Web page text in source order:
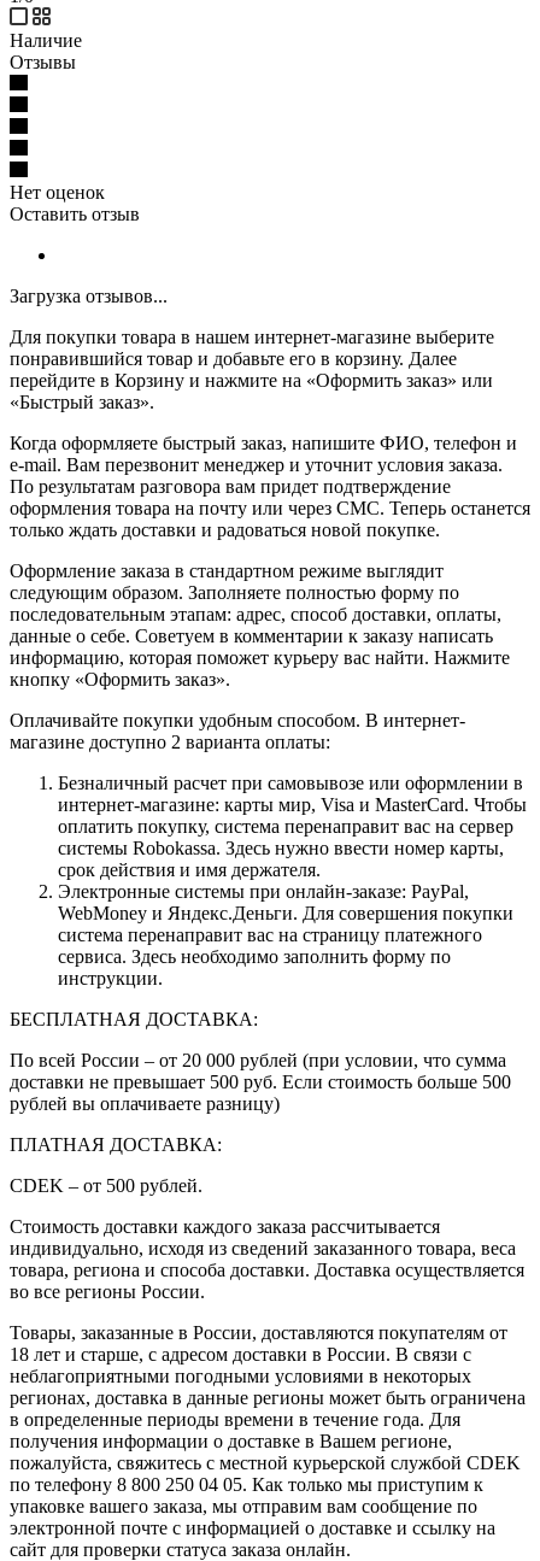
Наличие
Отзывы
Нет оценок
Оставить отзыв
Загрузка отзывов...
Для покупки товара в нашем интернет-магазине выберите
понравившийся товар и добавьте его в корзину. Далее
перейдите в Корзину и нажмите на «Оформить заказ» или
«Быстрый заказ».
Когда оформляете быстрый заказ, напишите ФИО, телефон и
e-mail. Вам перезвонит менеджер и уточнит условия заказа.
По результатам разговора вам придет подтверждение
оформления товара на почту или через СМС. Теперь останется
только ждать доставки и радоваться новой покупке.
Оформление заказа в стандартном режиме выглядит
следующим образом. Заполняете полностью форму по
последовательным этапам: адрес, способ доставки, оплаты,
данные о себе. Советуем в комментарии к заказу написать
информацию, которая поможет курьеру вас найти. Нажмите
кнопку «Оформить заказ».
Оплачивайте покупки удобным способом. В интернет-
магазине доступно 2 варианта оплаты:
Безналичный расчет при самовывозе или оформлении в
интернет-магазине: карты мир, Visa и MasterCard. Чтобы
оплатить покупку, система перенаправит вас на сервер
системы Robokassa. Здесь нужно ввести номер карты,
срок действия и имя держателя.
Электронные системы при онлайн-заказе: PayPal,
WebMoney и Яндекс.Деньги. Для совершения покупки
система перенаправит вас на страницу платежного
сервиса. Здесь необходимо заполнить форму по
инструкции.
БЕСПЛАТНАЯ ДОСТАВКА:
По всей России – от 20 000 рублей (при условии, что сумма
доставки не превышает 500 руб. Если стоимость больше 500
рублей вы оплачиваете разницу)
ПЛАТНАЯ ДОСТАВКА:
CDEK – от 500 рублей.
Стоимость доставки каждого заказа рассчитывается
индивидуально, исходя из сведений заказанного товара, веса
товара, региона и способа доставки. Доставка осуществляется
во все регионы России.
Товары, заказанные в России, доставляются покупателям от
18 лет и старше, с адресом доставки в России. В связи с
неблагоприятными погодными условиями в некоторых
регионах, доставка в данные регионы может быть ограничена
в определенные периоды времени в течение года. Для
получения информации о доставке в Вашем регионе,
пожалуйста, свяжитесь с местной курьерской службой CDEK
по телефону 8 800 250 04 05. Как только мы приступим к
упаковке вашего заказа, мы отправим вам сообщение по
электронной почте с информацией о доставке и ссылку на
сайт для проверки статуса заказа онлайн.